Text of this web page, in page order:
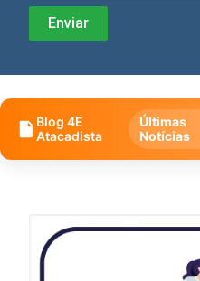
Blog 4E
Atacadista
Últimas
Notícias